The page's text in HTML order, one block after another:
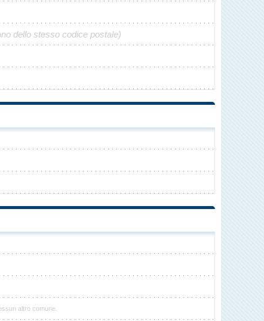
dello stesso codice postale)
altro comune.